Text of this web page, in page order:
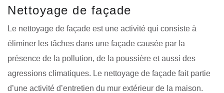
Nettoyage de façade
Le nettoyage de façade est une activité qui consiste à
éliminer les tâches dans une façade causée par la
présence de la pollution, de la poussière et aussi des
agressions climatiques. Le nettoyage de façade fait partie
d’une activité d’entretien du mur extérieur de la maison.